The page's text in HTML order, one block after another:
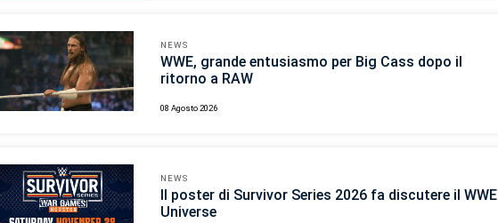
NEWS
WWE, grande entusiasmo per Big Cass dopo il
ritorno a RAW
08 Agosto 2026
NEWS
Il poster di Survivor Series 2026 fa discutere il WWE
Universe